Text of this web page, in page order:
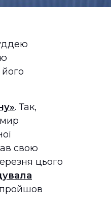
. Так,
свою
цього